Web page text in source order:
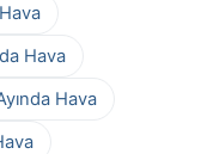
Hava
Hava